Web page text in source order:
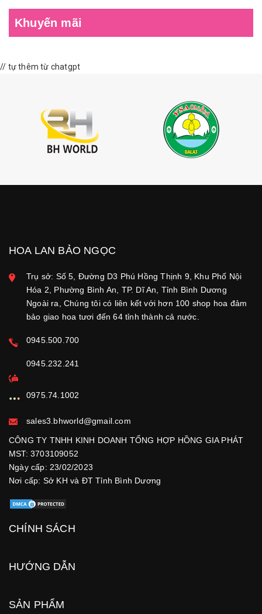
Khuyến mãi
// tự thêm từ chatgpt
HOA LAN BẢO NGỌC
Trụ sở: Số 5, Đường D3 Phú Hồng Thịnh 9, Khu Phố Nội
Hóa 2, Phường Bình An, TP. Dĩ An, Tỉnh Bình Dương
Ngoài ra, Chúng tôi có liên kết với hơn 100 shop hoa đảm
bảo giao hoa tươi đến 64 tỉnh thành cả nước.
0945.500.700
0945.232.241
0975.74.1002
sales3.bhworld@gmail.com
CÔNG TY TNHH KINH DOANH TỔNG HỢP HỒNG GIA PHÁT
MST: 3703109052
Ngày cấp: 23/02/2023
Nơi cấp: Sở KH và ĐT Tỉnh Bình Dương
CHÍNH SÁCH
HƯỚNG DẪN
SẢN PHẨM